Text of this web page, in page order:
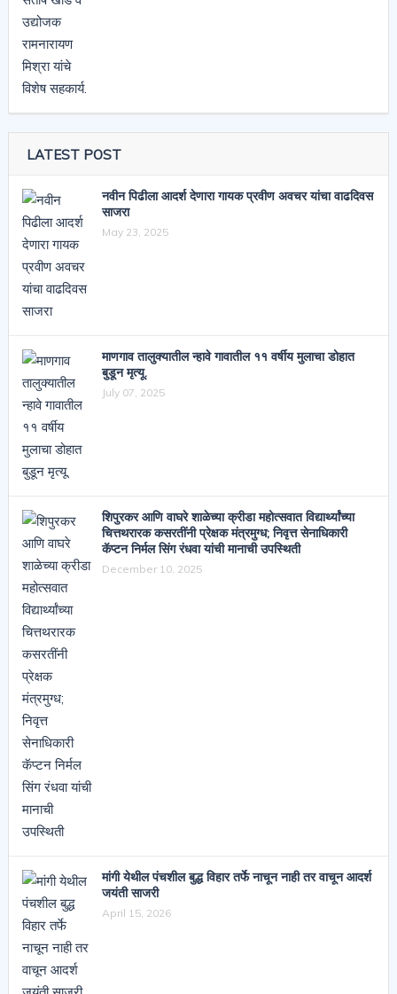
LATEST POST
नवीन पिढीला आदर्श देणारा गायक प्रवीण अवचर यांचा वाढदिवस
साजरा
May 23, 2025
माणगाव तालुक्यातील न्हावे गावातील ११ वर्षीय मुलाचा डोहात
बुडून मृत्यू.
July 07, 2025
शिपुरकर आणि वाघरे शाळेच्या क्रीडा महोत्सवात विद्यार्थ्यांच्या
चित्तथरारक कसरतींनी प्रेक्षक मंत्रमुग्ध; निवृत्त सेनाधिकारी
कॅप्टन निर्मल सिंग रंधवा यांची मानाची उपस्थिती
December 10, 2025
मांगी येथील पंचशील बुद्ध विहार तर्फे नाचून नाही तर वाचून आदर्श
जयंती साजरी
April 15, 2026